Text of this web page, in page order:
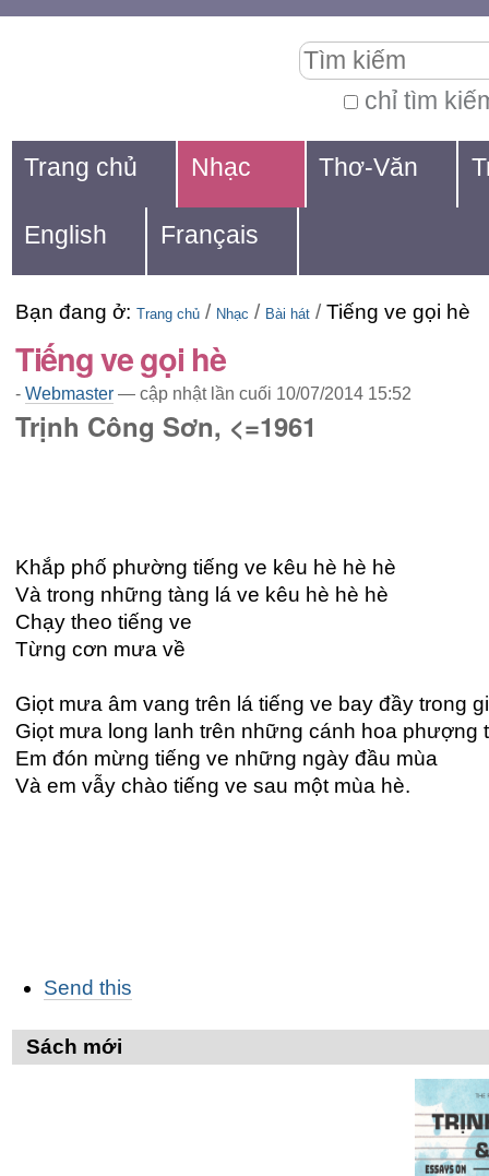
dung.
đến
mục
định
hướng
cá
nhân
chỉ tìm
kiếm
Navigation
Trang chủ Nhạc Thơ-Văn
English Français
Bạn đang ở: Trang chủ / Nhạc / Bài hát / Tiếng ve gọi hè
Tiếng ve gọi hè
- Webmaster — cập nhật lần cuối 10/07/2014 15:52
Trịnh Công Sơn, <=1961
Khắp phố phường tiếng ve kêu hè hè hè
Và trong những tàng lá ve kêu hè hè hè
Chạy theo tiếng ve
Từng cơn mưa về
Giọt mưa âm vang trên lá tiếng ve bay đầy trong
Giọt mưa long lanh trên những cánh hoa phượng
Em đón mừng tiếng ve những ngày đầu mùa
Và em vẫy chào tiếng ve sau một mùa hè.
thao
trên
Tài
Send this
Sách mới